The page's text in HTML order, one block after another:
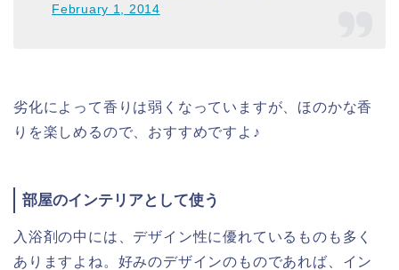
February 1, 2014
劣化によって香りは弱くなっていますが、ほのかな香
りを楽しめるので、おすすめですよ♪
部屋のインテリアとして使う
入浴剤の中には、デザイン性に優れているものも多く
ありますよね。好みのデザインのものであれば、イン